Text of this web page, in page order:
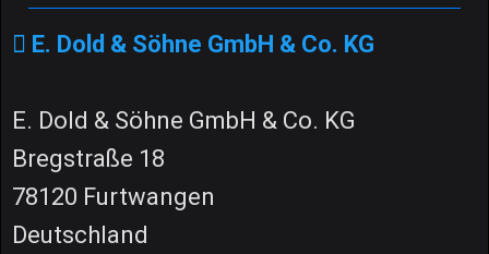
E. Dold & Söhne GmbH & Co. KG
E. Dold & Söhne GmbH & Co. KG
Bregstraße 18
78120 Furtwangen
Deutschland